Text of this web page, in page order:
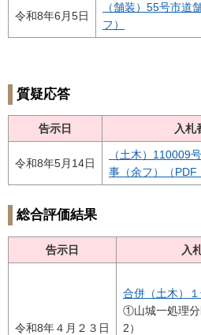
令和8年6月5日
（舗装）55号市道
フ）
質疑応答
告示日 入札
令和8年5月14日
（土木）110009
事（余フ）（PDF
総合評価結果
告示日 入
令和8年４月２３日
合併（土木）
①山城一処理分
2）